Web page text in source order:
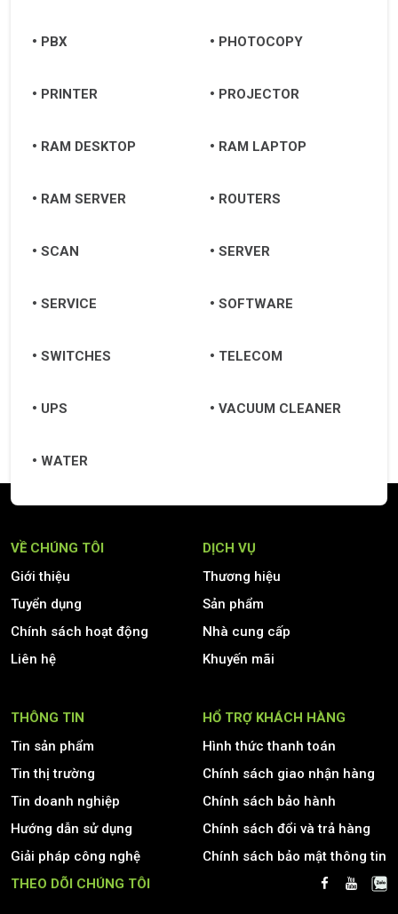
PBX PHOTOCOPY
PRINTER PROJECTOR
RAM DESKTOP RAM LAPTOP
RAM SERVER ROUTERS
SCAN SERVER
SERVICE SOFTWARE
SWITCHES TELECOM
UPS VACUUM CLEANER
WATER
VỀ CHÚNG TÔI
Giới thiệu
Tuyển dụng
Chính sách hoạt động
Liên hệ
DỊCH VỤ
Thương hiệu
Sản phẩm
Nhà cung cấp
Khuyến mãi
THÔNG TIN
Tin sản phẩm
Tin thị trường
Tin doanh nghiệp
Hướng dẫn sử dụng
Giải pháp công nghệ
HỔ TRỢ KHÁCH HÀNG
Hình thức thanh toán
Chính sách giao nhận hàng
Chính sách bảo hành
Chính sách đổi và trả hàng
Chính sách bảo mật thông tin
THEO DÕI CHÚNG TÔI